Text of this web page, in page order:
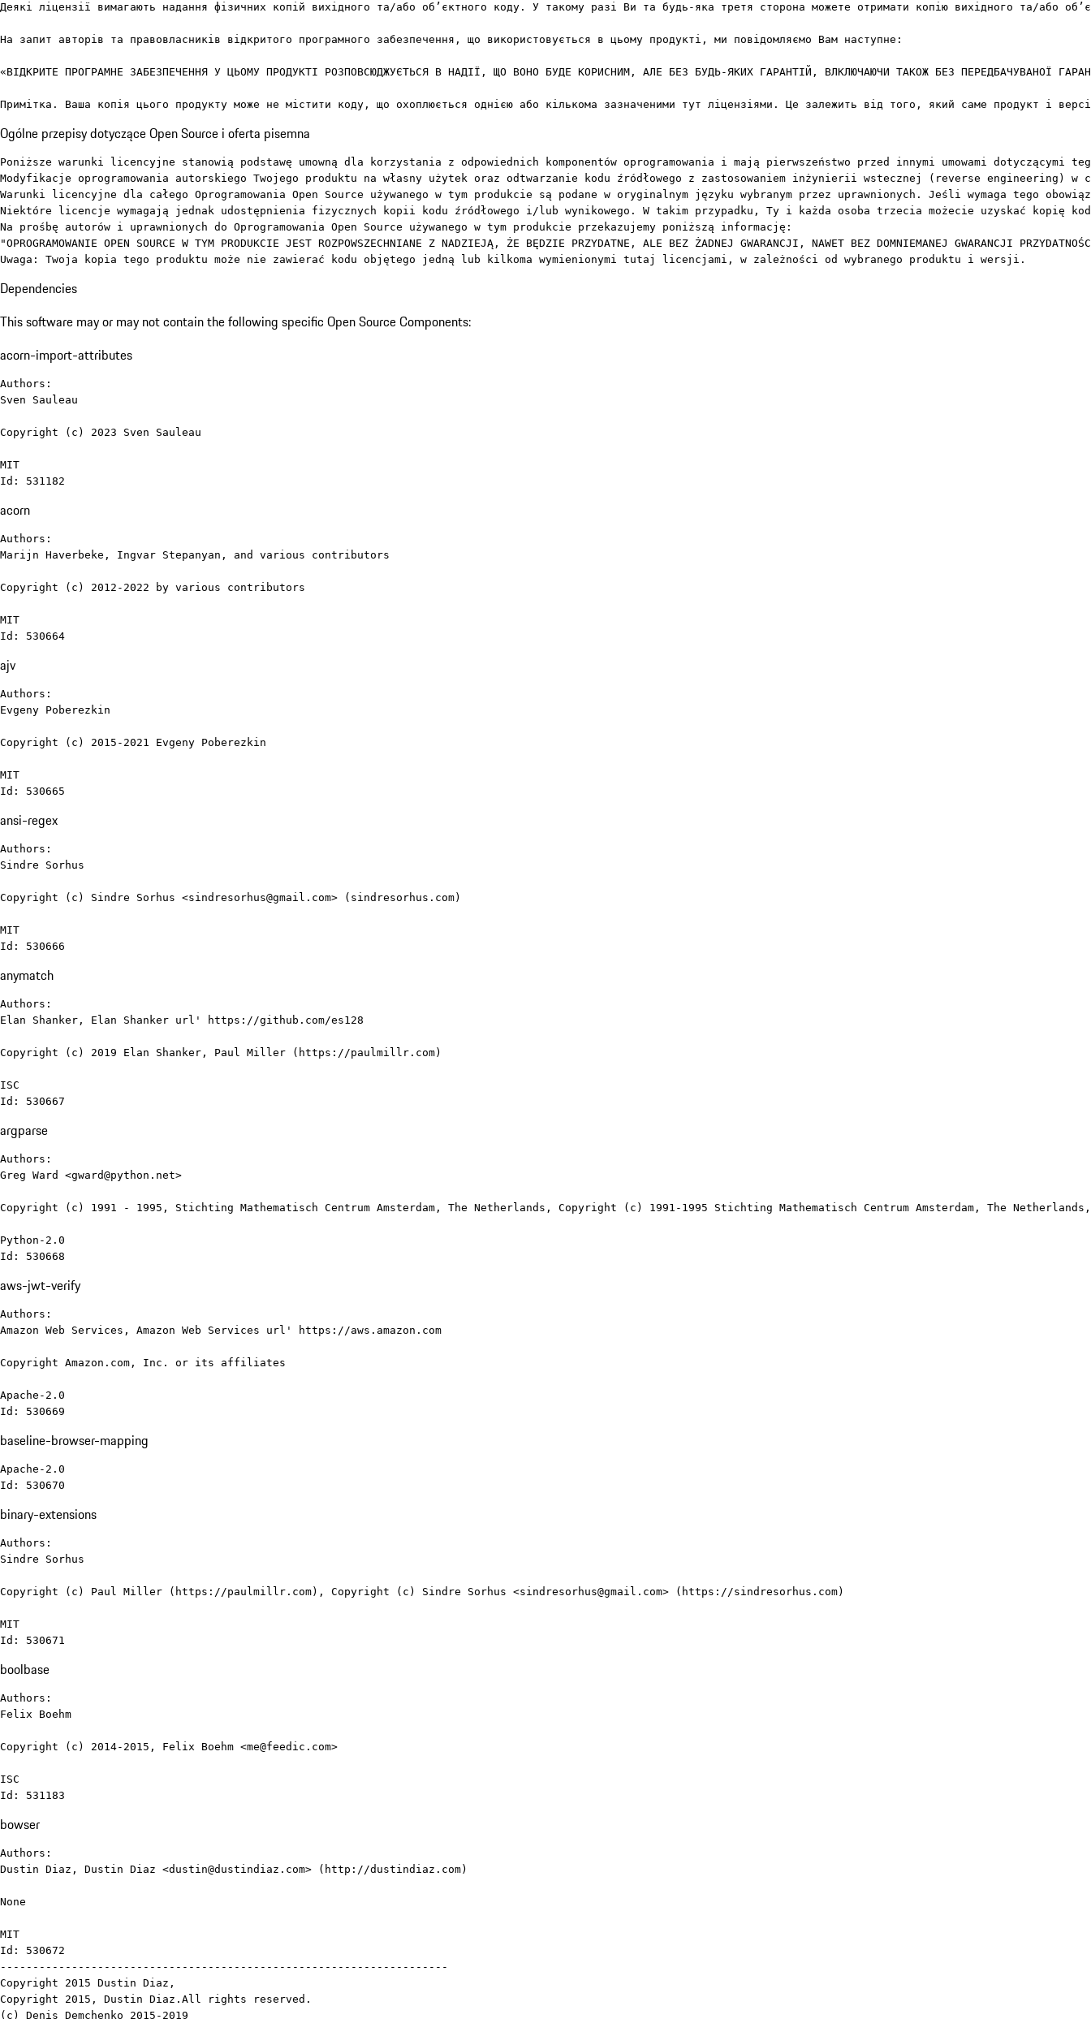
Деякі ліцензії вимагають надання фізичних копій вихідного та/або об’єктного коду. У такому разі Ви та будь-яка третя сторона можете отримати копію вихідного та/або
На запит авторів та правовласників відкритого програмного забезпечення, що використовується в цьому продукті, ми повідомляємо Вам наступне:
«ВІДКРИТЕ ПРОГРАМНЕ ЗАБЕЗПЕЧЕННЯ У ЦЬОМУ ПРОДУКТІ РОЗПОВСЮДЖУЄТЬСЯ В НАДІЇ, ЩО ВОНО БУДЕ КОРИСНИМ, АЛЕ БЕЗ БУДЬ-ЯКИХ ГАРАНТІЙ, ВЛКЛЮЧАЮЧИ ТАКОЖ БЕЗ ПЕРЕДБАЧУВАНОЇ
Примітка. Ваша копія цього продукту може не містити коду, що охоплюється однією або кількома зазначеними тут ліцензіями. Це залежить від того, який саме продукт і
Ogólne przepisy dotyczące Open Source i oferta pisemna
Poniższe warunki licencyjne stanowią podstawę umowną dla korzystania z odpowiednich komponentów oprogramowania i mają pierwszeństwo przed innymi umowami
Modyfikacje oprogramowania autorskiego Twojego produktu na własny użytek oraz odtwarzanie kodu źródłowego z zastosowaniem inżynierii wstecznej (reverse
Warunki licencyjne dla całego Oprogramowania Open Source używanego w tym produkcie są podane w oryginalnym języku wybranym przez uprawnionych. Jeśli wymaga
Niektóre licencje wymagają jednak udostępnienia fizycznych kopii kodu źródłowego i/lub wynikowego. W takim przypadku, Ty i każda osoba trzecia możecie uzyskać kopię
Na prośbę autorów i uprawnionych do Oprogramowania Open Source używanego w tym produkcie przekazujemy poniższą informację:
"OPROGRAMOWANIE OPEN SOURCE W TYM PRODUKCIE JEST ROZPOWSZECHNIANE Z NADZIEJĄ, ŻE BĘDZIE PRZYDATNE, ALE BEZ ŻADNEJ GWARANCJI, NAWET BEZ DOMNIEMANEJ
Uwaga: Twoja kopia tego produktu może nie zawierać kodu objętego jedną lub kilkoma wymienionymi tutaj licencjami, w zależności od wybranego produktu i wersji.
Dependencies
This software may or may not contain the following specific Open Source Components:
acorn-import-attributes
Authors:
Sven Sauleau
Copyright (c) 2023 Sven Sauleau
MIT
Id: 531182
acorn
Authors:
Marijn Haverbeke, Ingvar Stepanyan, and various contributors
Copyright (c) 2012-2022 by various contributors
MIT
Id: 530664
ajv
Authors:
Evgeny Poberezkin
Copyright (c) 2015-2021 Evgeny Poberezkin
MIT
Id: 530665
ansi-regex
Authors:
Sindre Sorhus
Copyright (c) Sindre Sorhus <sindresorhus@gmail.com> (sindresorhus.com)
MIT
Id: 530666
anymatch
Authors:
Elan Shanker, Elan Shanker url' https://github.com/es128
Copyright (c) 2019 Elan Shanker, Paul Miller (https://paulmillr.com)
ISC
Id: 530667
argparse
Authors:
Greg Ward <gward@python.net>
Copyright (c) 1991 - 1995, Stichting Mathematisch Centrum Amsterdam, The Netherlands, Copyright (c) 1991-1995 Stichting Mathematisch Centrum Amsterdam, The
Python-2.0
Id: 530668
aws-jwt-verify
Authors:
Amazon Web Services, Amazon Web Services url' https://aws.amazon.com
Copyright Amazon.com, Inc. or its affiliates
Apache-2.0
Id: 530669
baseline-browser-mapping
Apache-2.0
Id: 530670
binary-extensions
Authors:
Sindre Sorhus
Copyright (c) Paul Miller (https://paulmillr.com), Copyright (c) Sindre Sorhus <sindresorhus@gmail.com> (https://sindresorhus.com)
MIT
Id: 530671
boolbase
Authors:
Felix Boehm
Copyright (c) 2014-2015, Felix Boehm <me@feedic.com>
ISC
Id: 531183
bowser
Authors:
Dustin Diaz, Dustin Diaz <dustin@dustindiaz.com> (http://dustindiaz.com)
None
MIT
Id: 530672
---------------------------------------------------------------------
Copyright 2015 Dustin Diaz,
Copyright 2015, Dustin Diaz.All rights reserved.
(c) Denis Demchenko 2015-2019